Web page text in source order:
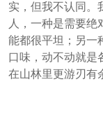
实，但我不认同。
人，一种是需要
能都很平坦；另一
口味，动不动就是
在山林里更游刃有